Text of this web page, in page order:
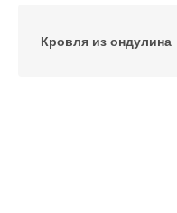
Кровля из ондулина